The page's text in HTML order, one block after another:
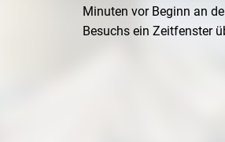
Minuten vor Beginn an
Besuchs ein Zeitfenster